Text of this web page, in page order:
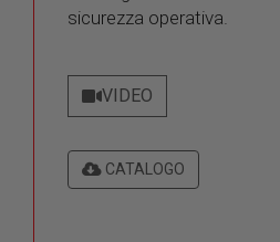
sicurezza operativa.
VIDEO
CATALOGO